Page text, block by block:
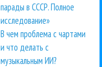
парады в СССР. Полное
исследование»
В чем проблема с чартами
и что делать с
музыкальным ИИ?